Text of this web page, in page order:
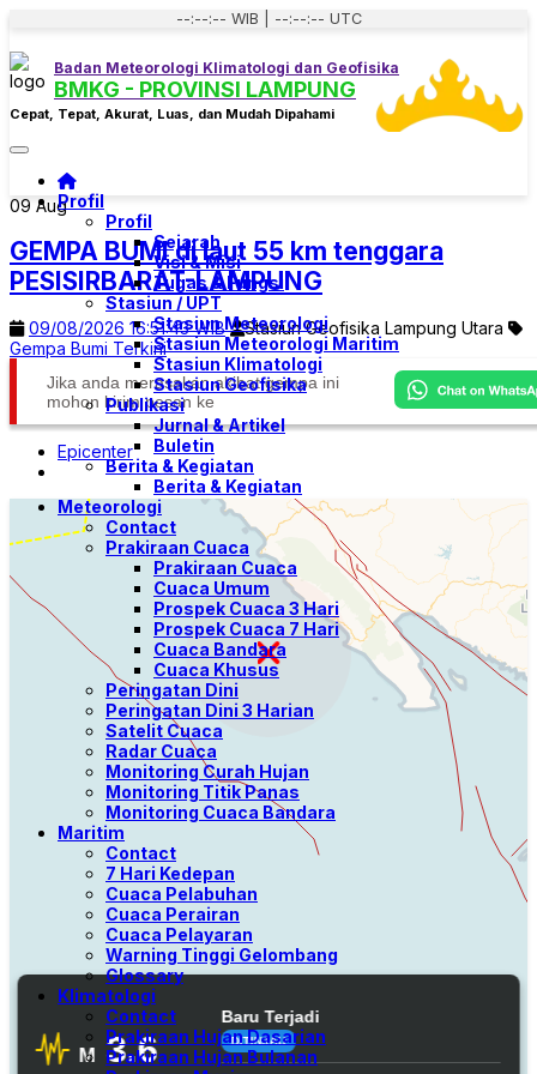
--:--:-- WIB | --:--:-- UTC
Badan Meteorologi Klimatologi dan Geofisika
BMKG - PROVINSI LAMPUNG
Cepat, Tepat, Akurat, Luas, dan Mudah Dipahami
Toggle navigation
Profil
Profil
Sejarah
Visi & Misi
Tugas & Fungsi
Stasiun / UPT
Stasiun Meteorologi
Stasiun Meteorologi Maritim
Stasiun Klimatologi
Stasiun Geofisika
Publikasi
Jurnal & Artikel
Buletin
Berita & Kegiatan
Berita & Kegiatan
Meteorologi
Contact
Prakiraan Cuaca
Prakiraan Cuaca
Cuaca Umum
Prospek Cuaca 3 Hari
Prospek Cuaca 7 Hari
Cuaca Bandara
Cuaca Khusus
Peringatan Dini
Peringatan Dini 3 Harian
Satelit Cuaca
Radar Cuaca
Monitoring Curah Hujan
Monitoring Titik Panas
Monitoring Cuaca Bandara
Maritim
Contact
7 Hari Kedepan
Cuaca Pelabuhan
Cuaca Perairan
Cuaca Pelayaran
Warning Tinggi Gelombang
Glossary
Klimatologi
Contact
Prakiraan Hujan Dasarian
Prakiraan Hujan Bulanan
09 Aug
GEMPA BUMI di laut 55 km tenggara
PESISIRBARAT-LAMPUNG
09/08/2026 16:51:43 WIB
Stasiun Geofisika Lampung Utara
Gempa Bumi Terkini
Jika anda merasakan akibat gempa ini
mohon kirim pesan ke
Epicenter